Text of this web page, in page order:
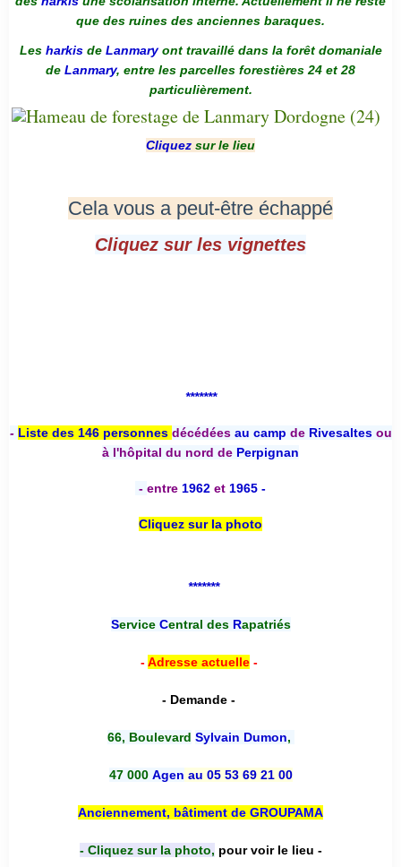
que des ruines des anciennes baraques.
Les harkis de Lanmaryont travaillé dans la forêt domaniale
de Lanmary, entre les parcelles forestières 24 et 28
particulièrement.
Cliquez sur le lieu
Cela vous a peut-être échappé
Cliquez sur les vignettes
*******
- Liste des 146 personnes décédées au camp deRivesaltesou
à l'hôpital du nord de Perpignan
- entre 1962 et 1965 -
Cliquez sur la photo
*******
Service Central desRapatriés
-Adresse actuelle-
- Demande -
66, Boulevard Sylvain Dumon,
47 000 Agen au 05 53 69 21 00
Anciennement, bâtiment de GROUPAMA
- Cliquez sur la photo, pour voir le lieu -